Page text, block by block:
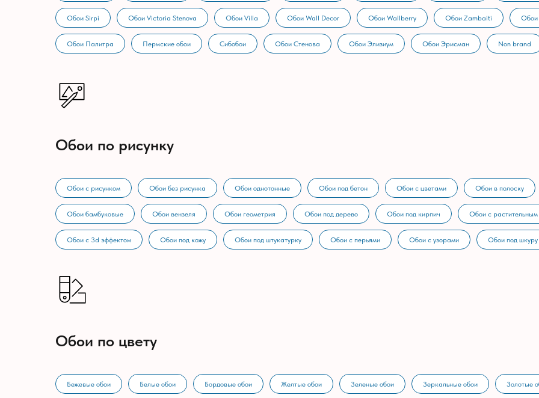
Обои Sirpi Обои Victoria Stenova Обои Villa Обои Wall Decor Обои Wallberry Обои Zambaiti Обои
Обои Палитра Пермские обои Сибобои Обои Стенова Обои Элизиум Обои Эрисман Non brand
Обои по рисунку
Обои с рисунком Обои без рисунка Обои однотонные Обои под бетон Обои с цветами Обои в полоску
Обои бамбуковые Обои вензеля Обои геометрия Обои под дерево Обои под кирпич Обои с растительным
Обои с 3d эффектом Обои под кожу Обои под штукатурку Обои с перьями Обои с узорами Обои под шкуру
Обои по цвету
Бежевые обои Белые обои Бордовые обои Желтые обои Зеленые обои Зеркальные обои Золотые